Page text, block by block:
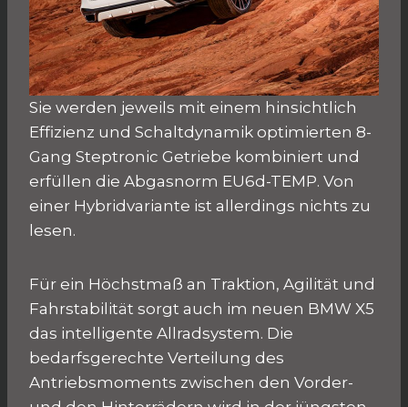
Sie werden jeweils mit einem hinsichtlich
Effizienz und Schaltdynamik optimierten 8-
Gang Steptronic Getriebe kombiniert und
erfüllen die Abgasnorm EU6d-TEMP. Von
einer Hybridvariante ist allerdings nichts zu
lesen.
Für ein Höchstmaß an Traktion, Agilität und
Fahrstabilität sorgt auch im neuen BMW X5
das intelligente Allradsystem. Die
bedarfsgerechte Verteilung des
Antriebsmoments zwischen den Vorder-